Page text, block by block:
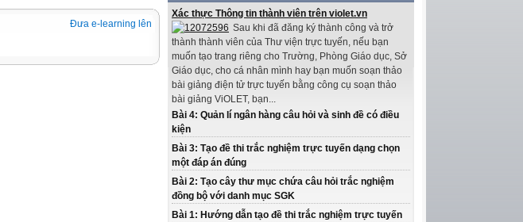
Xác thực Thông tin thành viên trên violet.vn
Sau khi đã đăng ký thành công và trở
thành thành viên của Thư viện trực tuyến, nếu bạn
muốn tạo trang riêng cho Trường, Phòng Giáo dục, Sở
Giáo dục, cho cá nhân mình hay bạn muốn soạn thảo
bài giảng điện tử trực tuyến bằng công cụ soạn thảo
bài giảng ViOLET, bạn...
Bài 4: Quản lí ngân hàng câu hỏi và sinh đề có điều
kiện
Bài 3: Tạo đề thi trắc nghiệm trực tuyến dạng chọn
một đáp án đúng
Bài 2: Tạo cây thư mục chứa câu hỏi trắc nghiệm
đồng bộ với danh mục SGK
Bài 1: Hướng dẫn tạo đề thi trắc nghiệm trực tuyến
Đưa e-learning lên